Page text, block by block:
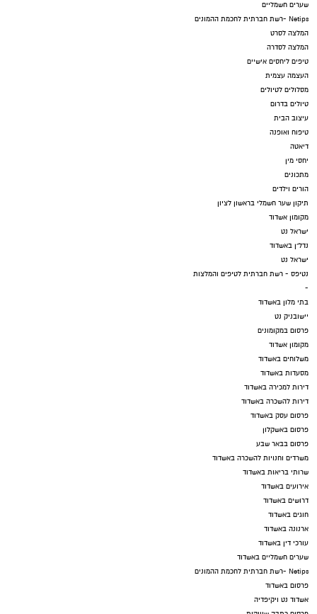
שערים חשמליים
Netips -רשת חברתית לחכמת ההמונים
המלצה לסרט
המלצה לסדרה
טיפים ליחסים אישיים
העצמה עצמית
מסלולים לטיולים
טיולים בדרום
עיצוב הבית
טיפוח ואופנה
דיאטה
יחסי מין
מתכונים
הורים וילדים
תיקון שער חשמלי בראשון לציון
מקומון אשדוד
ישראל נט
נדל"ן באשדוד
ישראל נט
נטיפס - רשת חברתית לטיפים והמלצות
-
בתי מלון באשדוד
יישובניק נט
פרסום במקומונים
מקומון אשדוד
משלוחים באשדוד
מסעדות באשדוד
דירות למכירה באשדוד
דירות להשכרה באשדוד
פרסום עסק באשדוד
פרסום באשקלון
פרסום בבאר שבע
משרדים וחנויות להשכרה באשדוד
שרותי בריאות באשדוד
אירועים באשדוד
דרושים באשדוד
חוגים באשדוד
ארנונה באשדוד
עורכי דין באשדוד
שערים חשמליים באשדוד
Netips -רשת חברתית לחכמת ההמונים
פרסום באשדוד
אשדוד נט ויקיפדיה